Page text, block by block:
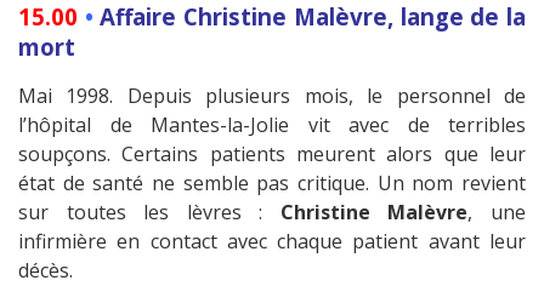
15.00 • Affaire Christine Malèvre, lange de la
mort
Mai 1998. Depuis plusieurs mois, le personnel de
l’hôpital de Mantes-la-Jolie vit avec de terribles
soupçons. Certains patients meurent alors que leur
état de santé ne semble pas critique. Un nom revient
sur toutes les lèvres : Christine Malèvre, une
infirmière en contact avec chaque patient avant leur
décès.